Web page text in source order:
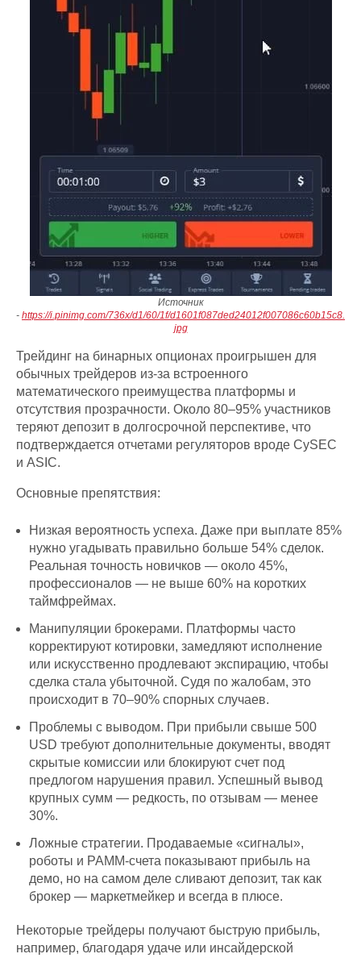
Источник
- https://i.pinimg.com/736x/d1/60/1f/d1601f087ded24012f007086c60b15c8.
jpg
Трейдинг на бинарных опционах проигрышен для
обычных трейдеров из-за встроенного
математического преимущества платформы и
отсутствия прозрачности. Около 80–95% участников
теряют депозит в долгосрочной перспективе, что
подтверждается отчетами регуляторов вроде CySEC
и ASIC.
Основные препятствия:
Низкая вероятность успеха. Даже при выплате 85%
нужно угадывать правильно больше 54% сделок.
Реальная точность новичков — около 45%,
профессионалов — не выше 60% на коротких
таймфреймах.
Манипуляции брокерами. Платформы часто
корректируют котировки, замедляют исполнение
или искусственно продлевают экспирацию, чтобы
сделка стала убыточной. Судя по жалобам, это
происходит в 70–90% спорных случаев.
Проблемы с выводом. При прибыли свыше 500
USD требуют дополнительные документы, вводят
скрытые комиссии или блокируют счет под
предлогом нарушения правил. Успешный вывод
крупных сумм — редкость, по отзывам — менее
30%.
Ложные стратегии. Продаваемые «сигналы»,
роботы и PAMM-счета показывают прибыль на
демо, но на самом деле сливают депозит, так как
брокер — маркетмейкер и всегда в плюсе.
Некоторые трейдеры получают быструю прибыль,
например, благодаря удаче или инсайдерской